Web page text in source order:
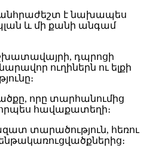
է նախապես
և մի քանի անգամ
դպրոցի
ուղիներն ու ելքի
որը տարհանումից
հավաքատեղի։
տարածություն, հեռու
ենթակառուցվածքներից։